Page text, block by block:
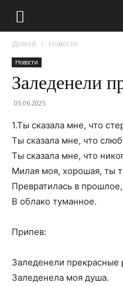
Домой Новости
Новости
Заледенели
05.06.2025
1.Ты сказала мне, что
Ты сказала мне, что
Ты сказала мне, что
Милая моя, хорошая, ты
Превратилась в прошлое,
В облако туманное.
Припев:
Заледенели прекрасные
Заледенела моя душа.